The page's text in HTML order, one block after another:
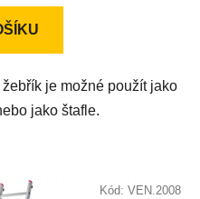
je možné použít jako
jako štafle.
Kód: VEN.2008